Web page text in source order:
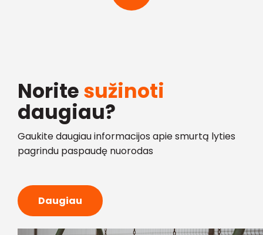
Noritesužinoti
daugiau?
Gaukite daugiau informacijos apie smurtą lyties
pagrindu paspaudę nuorodas
Daugiau